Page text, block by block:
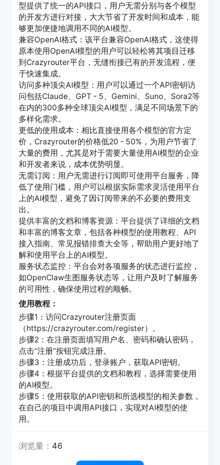
型提供了统一的API接口，用户无需分别与各个模型
的开发方进行对接，大大节省了开发时间和成本，能
够更加便捷地调用不同的AI模型。
兼容OpenAI格式：该平台兼容OpenAI格式，这使得
原本使用OpenAI模型的用户可以轻松将其项目迁移
到Crazyrouter平台，无缝衔接已有的开发流程，便
于快速集成。
访问多种顶尖AI模型：用户可以通过一个API密钥访
问包括Claude、GPT - 5、Gemini、Suno、Sora2等
在内的300多种全球顶尖AI模型，满足不同场景下的
多样化需求。
更低的使用成本：相比直接使用各个模型的官方定
价，Crazyrouter的价格低20 - 50%，为用户节省了
大量的费用，尤其是对于需要大量使用AI模型的企业
和开发者来说，成本优势明显。
无需订阅：用户无需进行订阅即可使用平台服务，降
低了使用门槛，用户可以根据实际需求灵活使用平台
上的AI模型，避免了因订阅带来的不必要的费用支
出。
提供丰富的文档和博客资源：平台提供了详细的文档
和丰富的博客文章，包括各种模型的使用教程、API
接入指南、常见报错排查大全等，帮助用户更好地了
解和使用平台上的AI模型。
服务状态监控：平台会对各项服务的状态进行监控，
如OpenClaw生图服务状态等，让用户及时了解服务
的可用性，确保使用过程的顺畅。
使用教程：
步骤1：访问Crazyrouter注册页面
（https://crazyrouter.com/register）。
步骤2：在注册页面填写用户名、密码和确认密码，
点击“注册”按钮完成注册。
步骤3：注册成功后，登录账户，获取API密钥。
步骤4：根据平台提供的文档和教程，选择需要使用
的AI模型。
步骤5：使用获取的API密钥和所选模型的相关参数，
在自己的项目中调用API接口，实现对AI模型的使
用。
浏览量： 46